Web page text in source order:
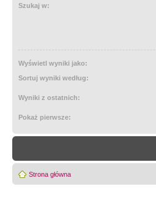
Szukaj w:
Wyświetl wyniki jako:
Sortuj wyniki według:
Wyniki z ostatnich:
Pokaż pierwsze:
Strona główna